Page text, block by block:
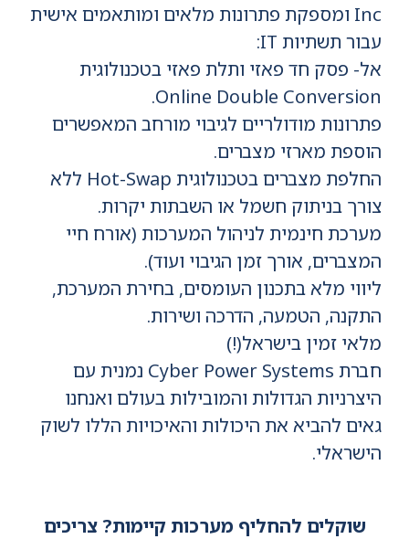
Inc ומספקת פתרונות מלאים ומותאמים אישית
עבור תשתיות IT:
אל- פסק חד פאזי ותלת פאזי בטכנולוגית
Online Double Conversion.
פתרונות מודולריים לגיבוי מורחב המאפשרים
הוספת מארזי מצברים.
החלפת מצברים בטכנולוגית Hot-Swap ללא
צורך בניתוק חשמל או השבתות יקרות.
מערכת חינמית לניהול המערכות (אורח חיי
המצברים, אורך זמן הגיבוי ועוד).
ליווי מלא בתכנון העומסים, בחירת המערכת,
התקנה, הטמעה, הדרכה ושירות.
מלאי זמין בישראל(!)
חברת Cyber Power Systems נמנית עם
היצרניות הגדולות והמובילות בעולם ואנחנו
גאים להביא את היכולות והאיכויות הללו לשוק
הישראלי.
שוקלים להחליף מערכות קיימות? צריכים